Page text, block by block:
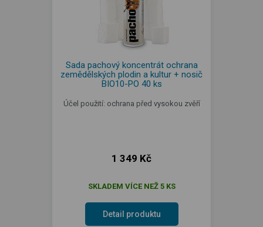
Sada pachový koncentrát ochrana
zemědělských plodin a kultur + nosič
BIO10-PO 40 ks
Účel použití: ochrana před vysokou zvěří
1 349 Kč
SKLADEM VÍCE NEŽ 5 KS
Detail produktu